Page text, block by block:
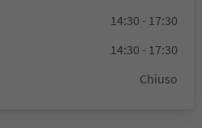
14:30 - 17:30
14:30 - 17:30
Chiuso